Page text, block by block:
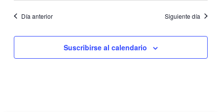
Día anterior Siguiente día
Suscribirse al calendario